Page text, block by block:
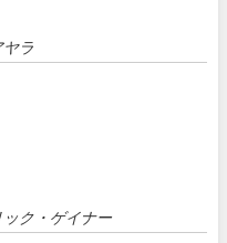
ラ
ク・ゲイナー